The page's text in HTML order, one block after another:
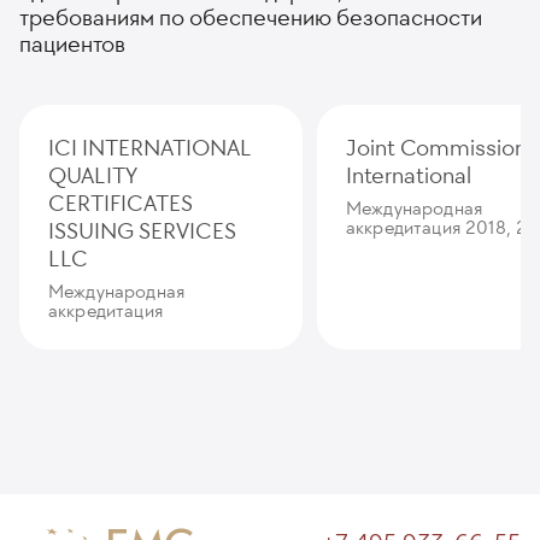
требованиям по обеспечению безопасности
пациентов
ICI INTERNATIONAL
QUALITY
CERTIFICATES
ISSUING SERVICES
LLC
Международная
аккредитация
Joint Commission
International
Международная
аккредитация 2018,